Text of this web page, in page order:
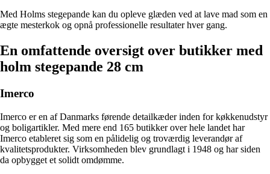
Med Holms stegepande kan du opleve glæden ved at lave mad som en
ægte mesterkok og opnå professionelle resultater hver gang.
En omfattende oversigt over butikker med
holm stegepande 28 cm
Imerco
Imerco er en af Danmarks førende detailkæder inden for køkkenudstyr
og boligartikler. Med mere end 165 butikker over hele landet har
Imerco etableret sig som en pålidelig og troværdig leverandør af
kvalitetsprodukter. Virksomheden blev grundlagt i 1948 og har siden
da opbygget et solidt omdømme.